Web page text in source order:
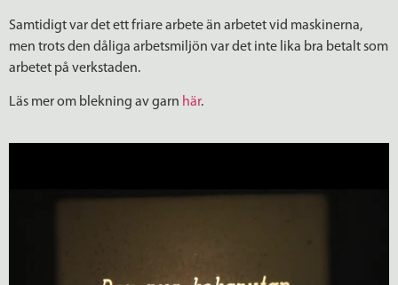
Samtidigt var det ett friare arbete än arbetet vid maskinerna,
men trots den dåliga arbetsmiljön var det inte lika bra betalt som
arbetet på verkstaden.
Läs mer om blekning av garn här.